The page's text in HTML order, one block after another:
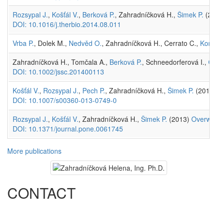
Rozsypal J., Košťál V., Berková P., Zahradníčková H., Šimek P.
DOI: 10.1016/j.therbio.2014.08.011
Vrba P., Dolek M., Nedvěd O., Zahradníčková H., Cerrato C.,
Zahradníčková H., Tomčala A., Berková P., Schneedorferová I.,
DOI: 10.1002/jssc.201400113
Košťál V., Rozsypal J., Pech P., Zahradníčková H., Šimek P.
DOI: 10.1007/s00360-013-0749-0
Rozsypal J., Košťál V., Zahradníčková H., Šimek P. (2013)
DOI: 10.1371/journal.pone.0061745
More publications
CONTACT